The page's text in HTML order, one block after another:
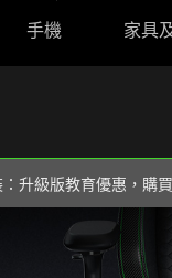
手機 家具
升級版教育優惠，購